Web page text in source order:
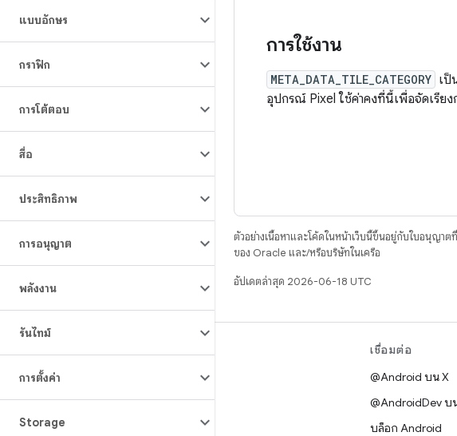
แบบอักษร
กราฟิก
การโต้ตอบ
สื่อ
ประสิทธิภาพ
การอนุญาต
พลังงาน
รันไทม์
การตั้งค่า
Storage
การใช้งาน
META_DATA_TILE_CATEGORY เป็
อุปกรณ์ Pixel ใช้ค่าคงที่นี้เพื่อจัดเรียง
ตัวอย่างเนื้อหาและโค้ดในหน้าเว็บนี้ขึ้นอยู่กับใบอนุญาต
ของ Oracle และ/หรือบริษัทในเครือ
อัปเดตล่าสุด 2026-06-18 UTC
ที่เก็บสำหรับ Android
ข้อกำหนด
ดาวน์โหลด
เชื่อมต่อ
@Android บน X
@AndroidDev บ
บล็อก Android